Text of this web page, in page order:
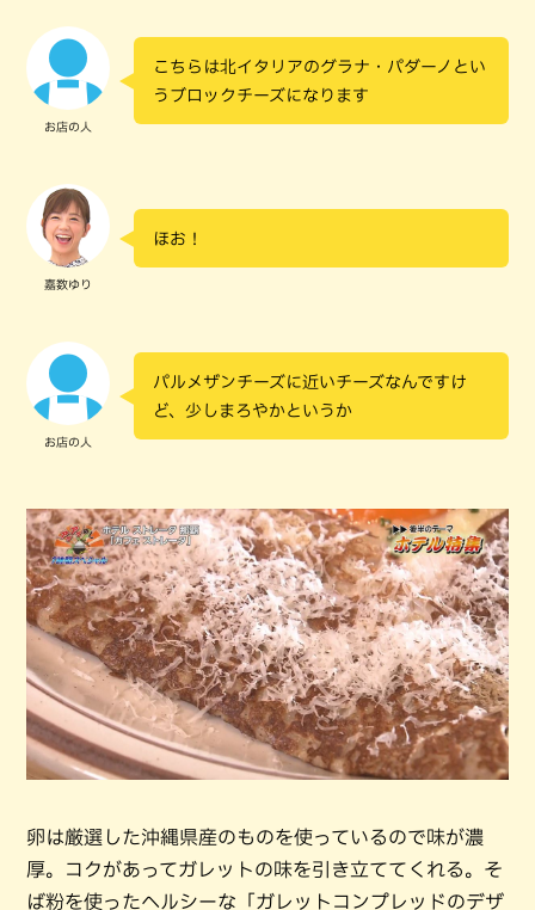
お店の人
こちらは北イタリアのグラナ・パダーノとい
うブロックチーズになります
嘉数ゆり
ほお！
お店の人
パルメザンチーズに近いチーズなんですけ
ど、少しまろやかというか
卵は厳選した沖縄県産のものを使っているので味が濃
厚。コクがあってガレットの味を引き立ててくれる。そ
ば粉を使ったヘルシーな「ガレットコンプレッドのデザ